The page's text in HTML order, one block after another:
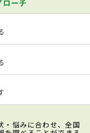
ローチ
・悩みに合わせ、全国